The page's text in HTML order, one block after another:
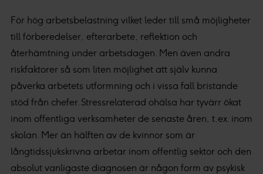
För hög arbetsbelastning vilket leder till små möjligheter
till förberedelser, efterarbete, reflektion och
återhämtning under arbetsdagen. Men även andra
riskfaktorer så som liten möjlighet att själv kunna
påverka arbetets utformning och i vissa fall bristande
stöd från chefer. Stressrelaterad ohälsa har tyvärr ökat
inom offentliga verksamheter de senaste åren, t.ex. inom
skolan. Mer än hälften av de kvinnor som är
långtidssjukskrivna arbetar inom offentlig sektor och den
absolut vanligaste diagnosen är någon form av psykisk